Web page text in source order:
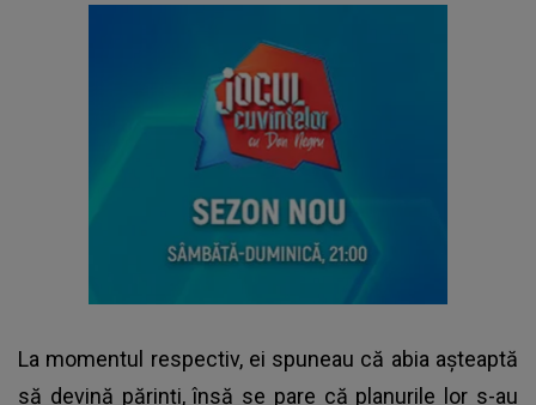
La momentul respectiv, ei spuneau că abia așteaptă
să devină părinți, însă se pare că planurile lor s-au